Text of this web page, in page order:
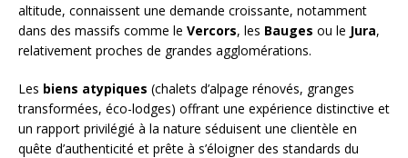
altitude, connaissent une demande croissante, notamment
dans des massifs comme le Vercors, les Bauges ou le Jura,
relativement proches de grandes agglomérations.
Les biens atypiques (chalets d’alpage rénovés, granges
transformées, éco-lodges) offrant une expérience distinctive et
un rapport privilégié à la nature séduisent une clientèle en
quête d’authenticité et prête à s’éloigner des standards du